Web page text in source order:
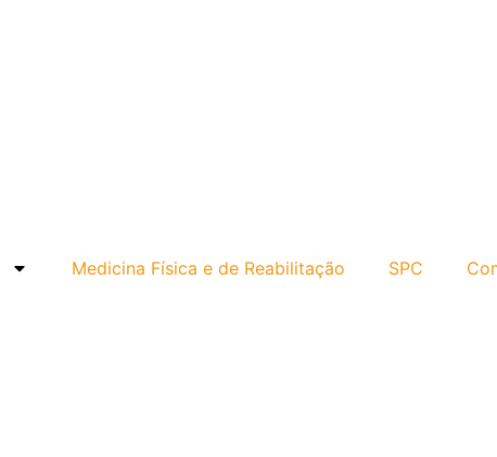
Medicina Física e de Reabilitação SPC